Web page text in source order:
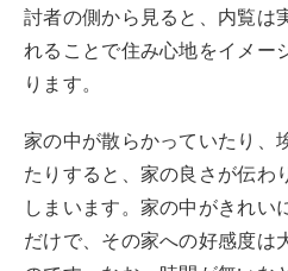
討者の側から見ると、内覧は
れることで住み心地をイメー
ります。
家の中が散らかっていたり、
たりすると、家の良さが伝わ
しまいます。家の中がきれい
だけで、その家への好感度は